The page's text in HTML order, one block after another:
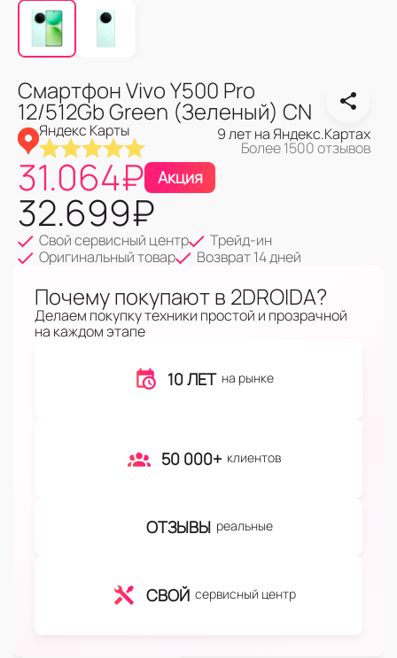
Смартфон Vivo Y500 Pro
12/512Gb Green (Зеленый) CN
Яндекс Карты 9 лет на Яндекс.Картах
Более 1500 отзывов
31.064₽ Акция
32.699₽
Свой сервисный центр
Трейд-ин
Оригинальный товар
Возврат 14 дней
Почему покупают в 2DROIDA?
Делаем покупку техники простой и прозрачной
на каждом этапе
10 ЛЕТ на рынке
50 000+ клиентов
ОТЗЫВЫ реальные
СВОЙ сервисный центр